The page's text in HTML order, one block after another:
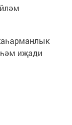
иҗади